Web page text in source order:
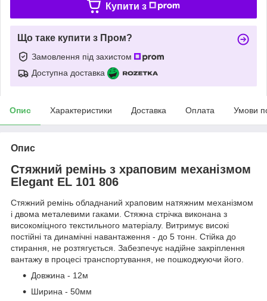
Купити з
Що таке купити з Пром?
Замовлення під захистом
Доступна доставка
Опис Характеристики Доставка Оплата Умови
Опис
Стяжний ремінь з храповим механізмом
Elegant EL 101 806
Стяжний ремінь обладнаний храповим натяжним механізмом
і двома металевими гаками. Стяжна стрічка виконана з
високоміцного текстильного матеріалу. Витримує високі
постійні та динамічні навантаження - до 5 тонн. Стійка до
стирання, не розтягується. Забезпечує надійне закріплення
вантажу в процесі транспортування, не пошкоджуючи його.
Довжина - 12м
Ширина - 50мм